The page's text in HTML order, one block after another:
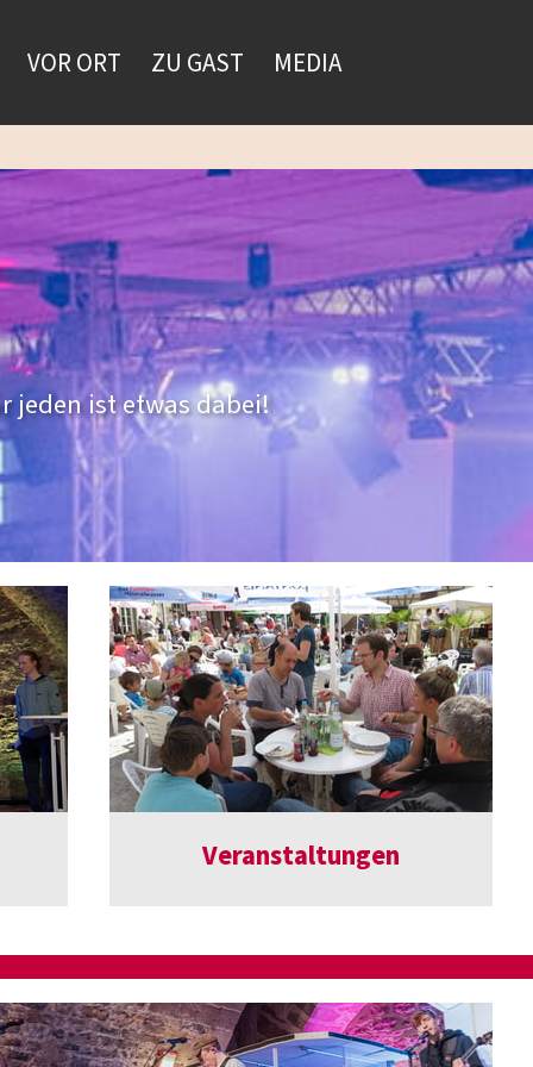
VOR ORT ZU GAST MEDIA
jeden ist etwas dabei!
Veranstaltungen